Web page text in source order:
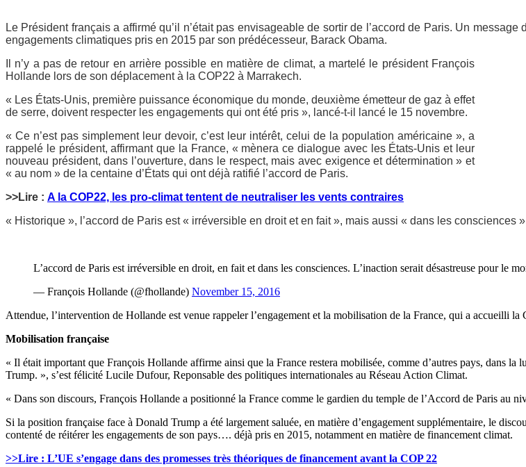
Le Président français a affirmé qu’il n’était pas envisageable de sortir de l’accord de Paris. Un
engagements climatiques pris en 2015 par son prédécesseur, Barack Obama.
Il n’y a pas de retour en arrière possible en matière de climat, a martelé le président François
Hollande lors de son déplacement à la COP22 à Marrakech.
« Les États-Unis, première puissance économique du monde, deuxième émetteur de gaz à effet
de serre, doivent respecter les engagements qui ont été pris », lancé-t-il lancé le 15 novembre.
« Ce n’est pas simplement leur devoir, c’est leur intérêt, celui de la population américaine », a
rappelé le président, affirmant que la France, « mènera ce dialogue avec les États-Unis et leur
nouveau président, dans l’ouverture, dans le respect, mais avec exigence et détermination » et
« au nom » de la centaine d’États qui ont déjà ratifié l’accord de Paris.
>>Lire : A la COP22, les pro-climat tentent de neutraliser les vents contraires
« Historique », l’accord de Paris est « irréversible en droit et en fait », mais aussi « dans les consciences
L’accord de Paris est irréversible en droit, en fait et dans les consciences. L’inaction serait désastreuse pour le
— François Hollande (@fhollande) November 15, 2016
Attendue, l’intervention de Hollande est venue rappeler l’engagement et la mobilisation de la France, qui a accueilli
Mobilisation française
« Il était important que François Hollande affirme ainsi que la France restera mobilisée, comme d’autres pays, dans
Trump. », s’est félicité Lucile Dufour, Reponsable des politiques internationales au Réseau Action Climat.
« Dans son discours, François Hollande a positionné la France comme le gardien du temple de l’Accord de Paris au
Si la position française face à Donald Trump a été largement saluée, en matière d’engagement supplémentaire, le
contenté de réitérer les engagements de son pays…. déjà pris en 2015, notamment en matière de financement climat.
>>Lire : L’UE s’engage dans des promesses très théoriques de financement avant la COP 22